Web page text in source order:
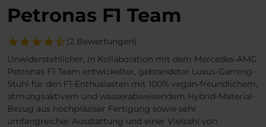
Petronas F1 Team
(2 Bewertungen)
Unwiderstehlicher, in Kollaboration mit dem Mercedes-AMG
Petronas F1 Team entwickelter, gebrandeter Luxus-Gaming-
Stuhl für den F1-Enthusiasten mit 100% vegan-freundlichem,
atmungsaktivem und wasserabweisendem Hybrid-Material-
Bezug aus hochpräziser Fertigung sowie sehr
umfangreicher Ausstattung und einer Vielzahl von